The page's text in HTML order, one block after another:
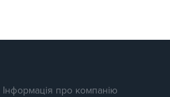
Інформація про компанію